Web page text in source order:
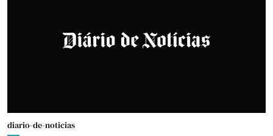
diario-de-noticias